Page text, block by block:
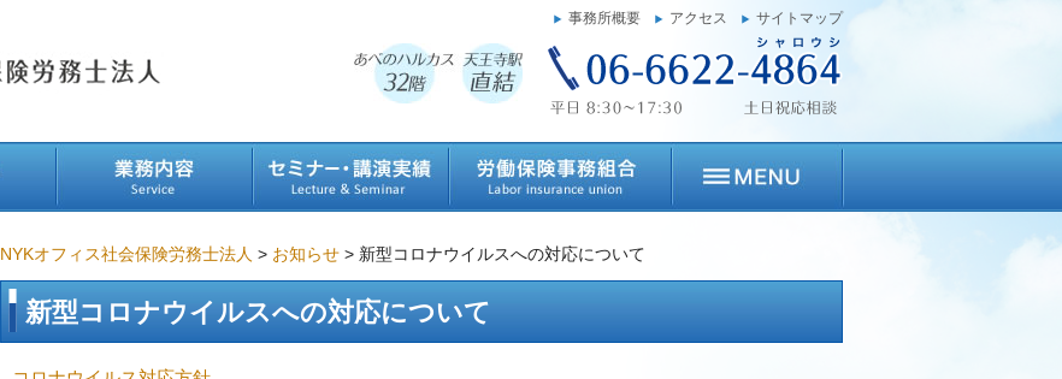
サイトマップ
アクセス
事務所概要
NYKオフィス社会保険労務士法人 > お知らせ > 新型コロナウイルスへの対応について
新型コロナウイルスへの対応について